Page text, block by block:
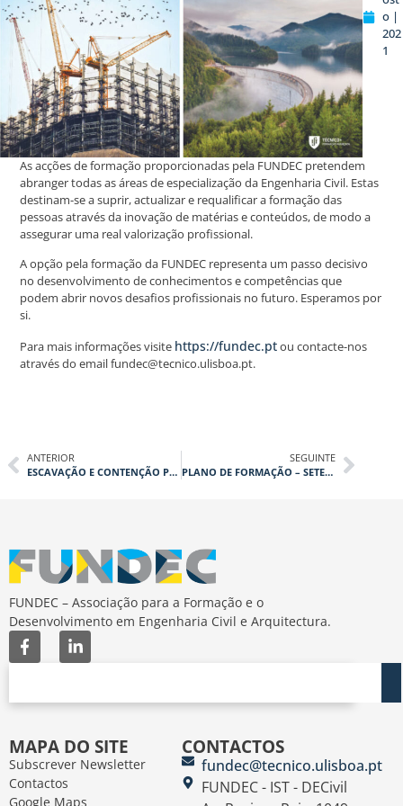
o |
202
1
As acções de formação proporcionadas pela FUNDEC pretendem
abranger todas as áreas de especialização da Engenharia Civil. Estas
destinam-se a suprir, actualizar e requalificar a formação das
pessoas através da inovação de matérias e conteúdos, de modo a
assegurar uma real valorização profissional.
A opção pela formação da FUNDEC representa um passo decisivo
no desenvolvimento de conhecimentos e competências que
podem abrir novos desafios profissionais no futuro. Esperamos por
si.
Para mais informações visite https://fundec.ptou contacte-nos
através do email fundec@tecnico.ulisboa.pt.
ANTERIOR
ESCAVAÇÃO E CONTENÇÃO PERIFÉRICA EM EDIFÍCIO NA PRAÇA DA ALEGRIA, EM LISBOA
SEGUINTE
PLANO DE FORMAÇÃO – SETEMBRO 2021
FUNDEC – Associação para a Formação e o
Desenvolvimento em Engenharia Civil e Arquitectura.
MAPA DO SITE
Subscrever Newsletter
Contactos
Google Maps
CONTACTOS
fundec@tecnico.ulisboa.pt
FUNDEC - IST - DECivil